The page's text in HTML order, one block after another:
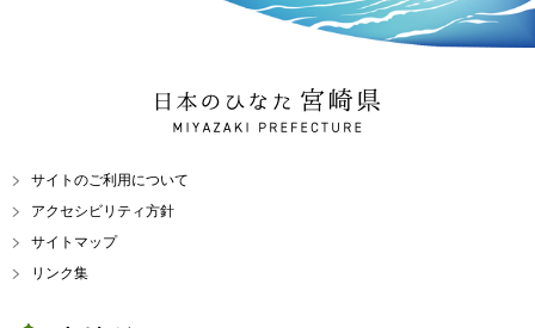
日本のひなた 宮崎県
MIYAZAKI PREFECTURE
サイトのご利用について
アクセシビリティ方針
サイトマップ
リンク集